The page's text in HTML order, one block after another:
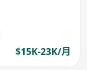
$15K-23K/月